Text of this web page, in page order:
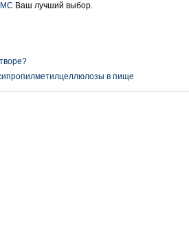
Ваш лучший выбор.
в пище